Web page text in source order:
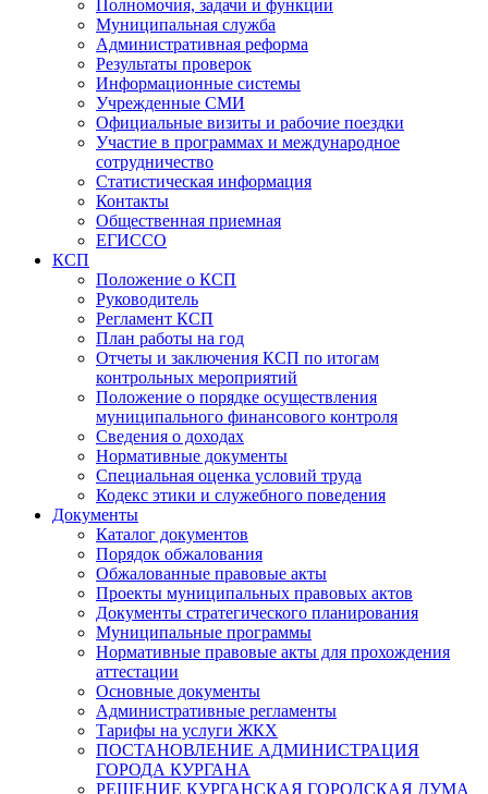
Полномочия, задачи и функции
Муниципальная служба
Административная реформа
Результаты проверок
Информационные системы
Учрежденные СМИ
Официальные визиты и рабочие поездки
Участие в программах и международное
сотрудничество
Статистическая информация
Контакты
Общественная приемная
ЕГИССО
КСП
Положение о КСП
Руководитель
Регламент КСП
План работы на год
Отчеты и заключения КСП по итогам
контрольных мероприятий
Положение о порядке осуществления
муниципального финансового контроля
Сведения о доходах
Нормативные документы
Специальная оценка условий труда
Кодекс этики и служебного поведения
Документы
Каталог документов
Порядок обжалования
Обжалованные правовые акты
Проекты муниципальных правовых актов
Документы стратегического планирования
Муниципальные программы
Нормативные правовые акты для прохождения
аттестации
Основные документы
Административные регламенты
Тарифы на услуги ЖКХ
ПОСТАНОВЛЕНИЕ АДМИНИСТРАЦИЯ
ГОРОДА КУРГАНА
РЕШЕНИЕ КУРГАНСКАЯ ГОРОДСКАЯ ДУМА